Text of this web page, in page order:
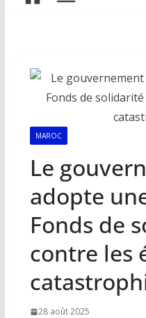
MAROC
Le
adopte
Fonds de
contre les
28 août 2025